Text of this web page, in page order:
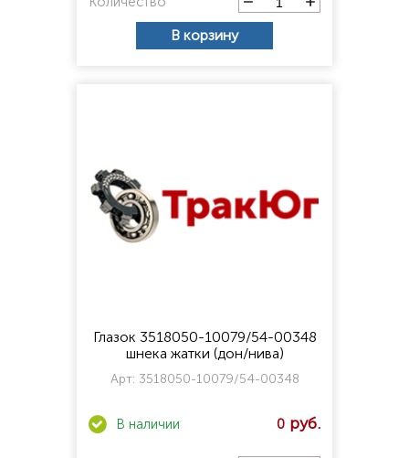
В корзину
Глазок 3518050-10079/54-00348
шнека жатки (дон/нива)
Арт: 3518050-10079/54-00348
0